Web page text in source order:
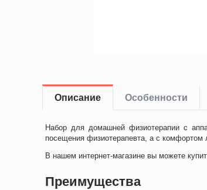
Описание Особенности
Набор для домашней физиотерапии с
посещения физиотерапевта, а с комфортом
В нашем интернет-магазине вы можете
Преимущества